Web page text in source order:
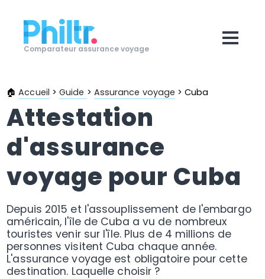
Comparateur assurance voyage
🏠Accueil > Guide > Assurance voyage >Cuba
Attestation
d'assurance
voyage pour Cuba
Depuis 2015 et l'assouplissement de l'embargo
américain, l'île de Cuba a vu de nombreux
touristes venir sur l'île. Plus de 4 millions de
personnes visitent Cuba chaque année.
L'assurance voyage est obligatoire pour cette
destination. Laquelle choisir ?